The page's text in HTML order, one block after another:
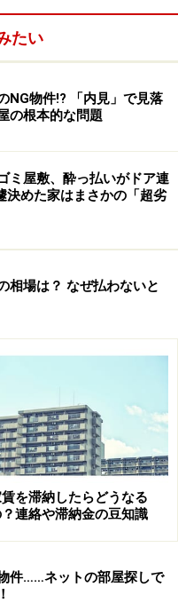
るので、天井の一番上
んですよ。だから、ハ
をアップさせられるの
ぞ見てくださいよ。」
の内容をご確認くださ
たい
NG物件!? 「内見」で見落
の根本的な問題
ミ屋敷、酔っ払いがドア連
決めた家はまさかの「超劣
相場は？ なぜ払わないと
を滞納したらどうなる
連絡や滞納金の豆知識
件……ネットの部屋探しで